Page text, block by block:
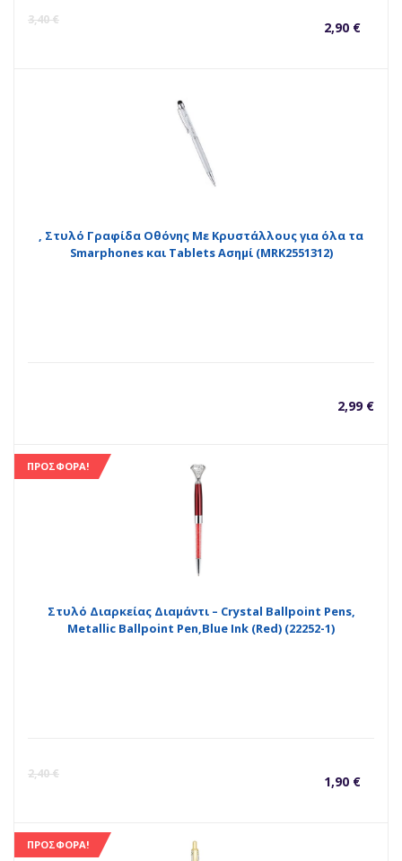
3,40€ 2,90 €
Η
, Στυλό Γραφίδα Οθόνης Με Κρυστάλλους για όλα τα
Smarphones και Tablets Ασημί (MRK2551312)
2,99 €
ΠΡΟΣΦΟΡΆ!
Στυλό Διαρκείας Διαμάντι – Crystal Ballpoint Pens,
Metallic Ballpoint Pen,Blue Ink (Red) (22252-1)
2,40€ 1,90 €
Η
ΠΡΟΣΦΟΡΆ!